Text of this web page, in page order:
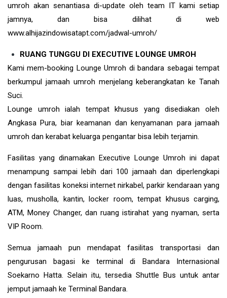
umroh akan senantiasa di-update oleh team IT kami setiap
jamnya, dan bisa dilihat di web
www.alhijazindowisatapt.com/jadwal-umroh/
RUANG TUNGGU DI EXECUTIVE LOUNGE UMROH
Kami mem-booking Lounge Umroh di bandara sebagai tempat
berkumpul jamaah umroh menjelang keberangkatan ke Tanah
Suci.
Lounge umroh ialah tempat khusus yang disediakan oleh
Angkasa Pura, biar keamanan dan kenyamanan para jamaah
umroh dan kerabat keluarga pengantar bisa lebih terjamin.
Fasilitas yang dinamakan Executive Lounge Umroh ini dapat
menampung sampai lebih dari 100 jamaah dan diperlengkapi
dengan fasilitas koneksi internet nirkabel, parkir kendaraan yang
luas, musholla, kantin, locker room, tempat khusus carging,
ATM, Money Changer, dan ruang istirahat yang nyaman, serta
VIP Room.
Semua jamaah pun mendapat fasilitas transportasi dan
pengurusan bagasi ke terminal di Bandara Internasional
Soekarno Hatta. Selain itu, tersedia Shuttle Bus untuk antar
jemput jamaah ke Terminal Bandara.